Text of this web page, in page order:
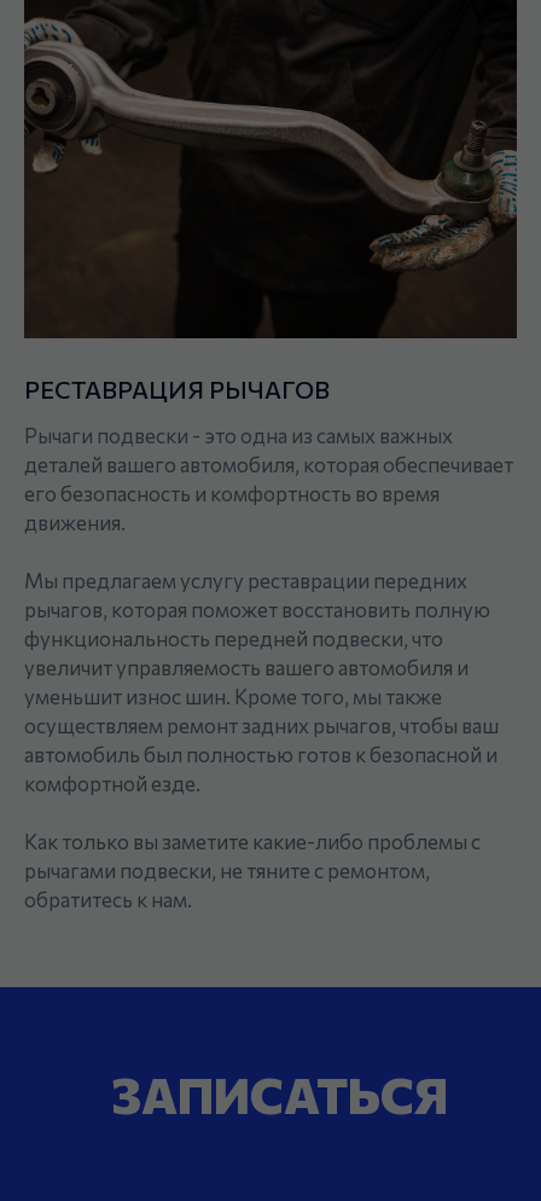
РЕСТАВРАЦИЯ РЫЧАГОВ
Рычаги подвески - это одна из самых важных
деталей вашего автомобиля, которая обеспечивает
его безопасность и комфортность во время
движения.
Мы предлагаем услугу реставрации передних
рычагов, которая поможет восстановить полную
функциональность передней подвески, что
увеличит управляемость вашего автомобиля и
уменьшит износ шин. Кроме того, мы также
осуществляем ремонт задних рычагов, чтобы ваш
автомобиль был полностью готов к безопасной и
комфортной езде.
Как только вы заметите какие-либо проблемы с
рычагами подвески, не тяните с ремонтом,
обратитесь к нам.
ЗАПИСАТЬСЯ